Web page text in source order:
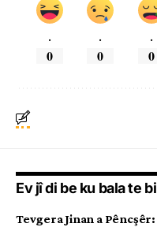
.
0
.
0
.
0
Ev jî di be ku bala te
Tevgera Jinan a